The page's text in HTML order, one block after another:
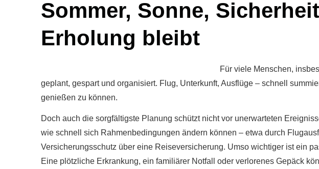
Sommer, Sonne,
Erholung bleibt
Für viele Menschen,
geplant, gespart und organisiert. Flug, Unterkunft, Ausflüge – schnell
genießen zu können.
Doch auch die sorgfältigste Planung schützt nicht vor unerwarteten
wie schnell sich Rahmenbedingungen ändern können – etwa durch
Versicherungsschutz über eine Reiseversicherung. Umso wichtiger ist ein
Eine plötzliche Erkrankung, ein familiärer Notfall oder verlorenes Gepäck